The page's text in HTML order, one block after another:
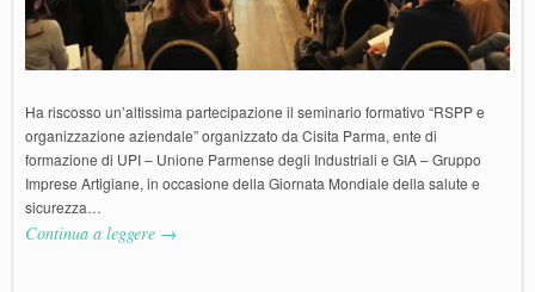
Ha riscosso un’altissima partecipazione il seminario formativo “RSPP e
organizzazione aziendale” organizzato da Cisita Parma, ente di
formazione di UPI – Unione Parmense degli Industriali e GIA – Gruppo
Imprese Artigiane, in occasione della Giornata Mondiale della salute e
sicurezza…
Continua a leggere →